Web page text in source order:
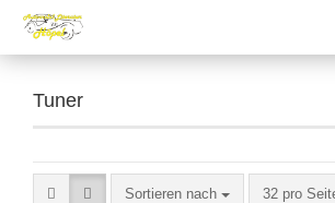
Tuner
Sortieren nach
Sortieren nach 32 pro
pro Seite